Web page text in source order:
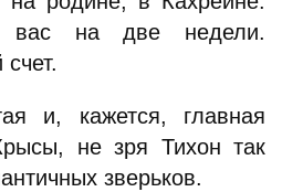
вас на две недели.
и, кажется, главная
не зря Тихон так
зверьков.